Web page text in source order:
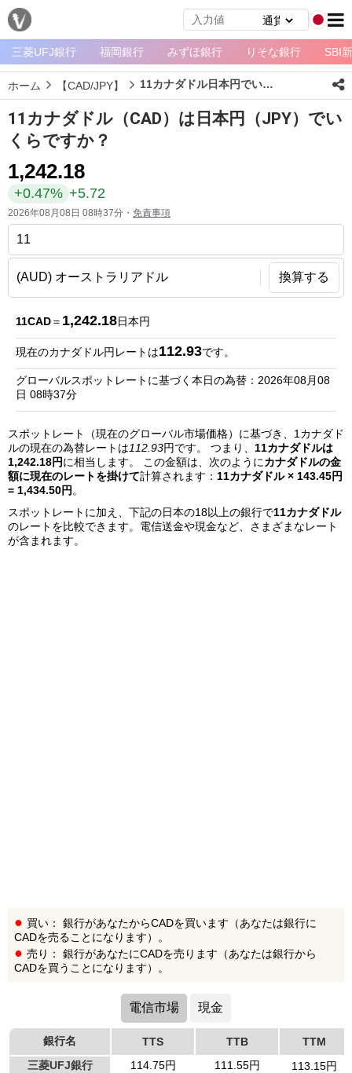
メ
ニ
ュ
ー
ホ
ム
ペ
ー
ジ
通
貨
一
覧
銀
行
リ
ス
ト
三菱UFJ銀行 福岡銀行 みずほ銀行 りそな銀行 SBI
ホーム 【CAD/JPY】 11カナダドル日本円でいくら？
11カナダドル（CAD）は日本円（JPY）でい
くらですか？
1,242.18
+0.47% +5.72
2026年08月08日 08時37分・ 免責事項
換算する
11CAD＝ 1,242.18日本円
現在のカナダドル円レートは112.93です。
グローバルスポットレートに基づく本日の為替：2026年08月08
日 08時37分
スポットレート（現在のグローバル市場価格）に基づき、1カナダド
ルの現在の為替レートは112.93円です。 つまり、 11カナダドルは
1,242.18円に相当します。 この金額は、次のようにカナダドルの金
額に現在のレートを掛けて計算されます： 11カナダドル × 143.45円
= 1,434.50円 。
スポットレートに加え、下記の日本の18以上の銀行で11カナダドル
のレートを比較できます。電信送金や現金など、さまざまなレート
が含まれます。
買い： 銀行があなたからCADを買います（あなたは銀行に
CADを売ることになります）。
売り： 銀行があなたにCADを売ります（あなたは銀行から
CADを買うことになります）。
電信市場 現金
銀行名 TTS TTB
TTM
三菱UFJ銀行
114.75円
111.55円
113.15円